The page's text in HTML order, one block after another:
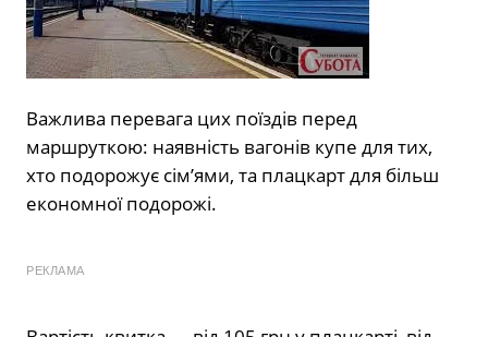
Важлива перевага цих поїздів перед
маршруткою: наявність вагонів купе для тих,
хто подорожує сім’ями, та плацкарт для більш
економної подорожі.
РЕКЛАМА